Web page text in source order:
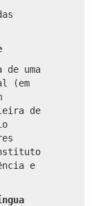
uma
(em
de
e